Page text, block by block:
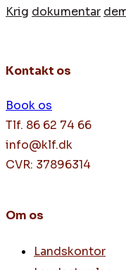
Krig dokumentar
Kontakt os
Book os
Tlf. 86 62 74 66
info@klf.dk
CVR: 37896314
Om os
Landskontor